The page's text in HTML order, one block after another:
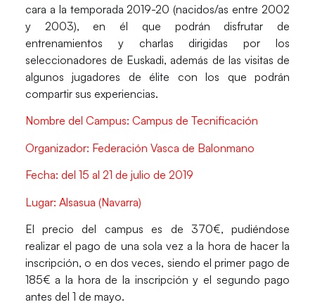
cara a la temporada 2019-20 (nacidos/as entre 2002
y 2003), en él que podrán disfrutar de
entrenamientos y charlas dirigidas por los
seleccionadores de Euskadi, además de las visitas de
algunos jugadores de élite con los que podrán
compartir sus experiencias.
Nombre del Campus: Campus de Tecnificación
Organizador: Federación Vasca de Balonmano
Fecha: del 15 al 21 de julio de 2019
Lugar: Alsasua (Navarra)
El precio del campus es de 370€, pudiéndose
realizar el pago de una sola vez a la hora de hacer la
inscripción, o en dos veces, siendo el primer pago de
185€ a la hora de la inscripción y el segundo pago
antes del 1 de mayo.